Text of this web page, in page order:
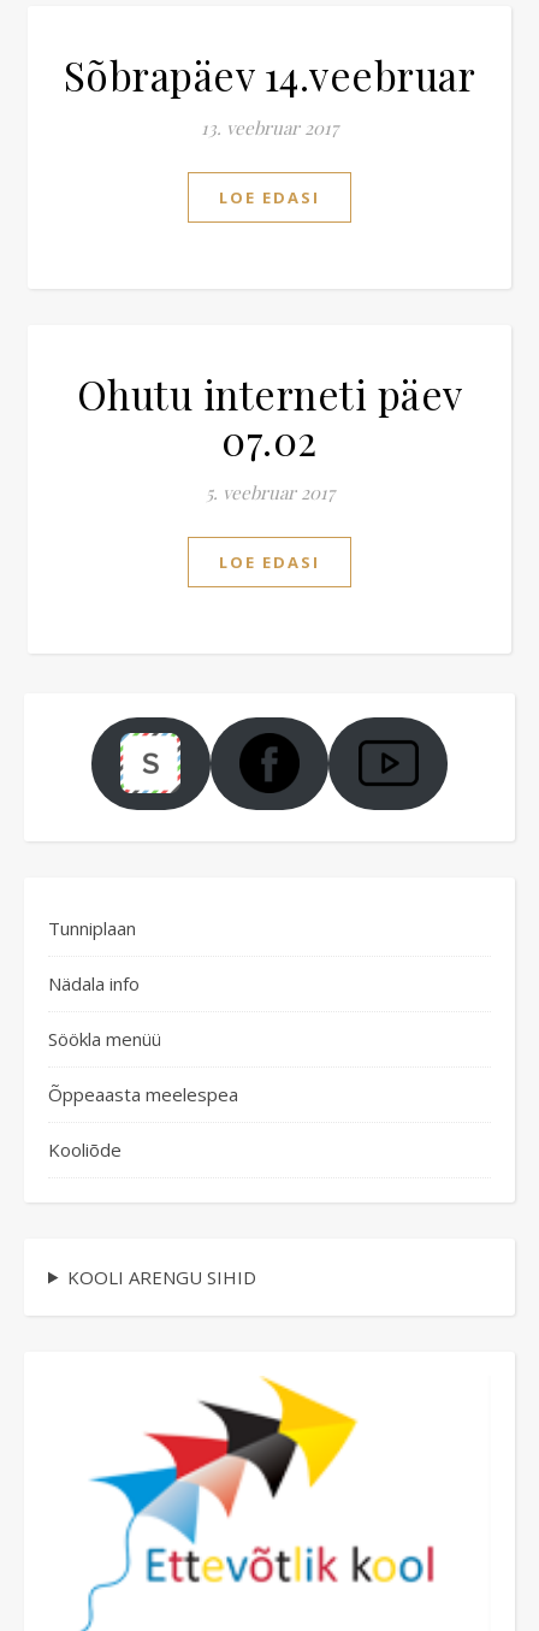
Sõbrapäev 14.veebruar
13. veebruar 2017
LOE EDASI
Ohutu interneti päev
07.02
5. veebruar 2017
LOE EDASI
Tunniplaan
Nädala info
Söökla menüü
Õppeaasta meelespea
Kooliõde
KOOLI ARENGU SIHID